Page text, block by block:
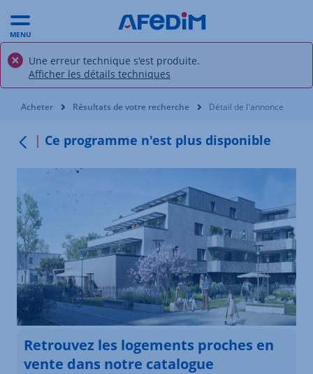
MENU
Une erreur technique s'est produite.
Afficher les détails techniques
Vous êtes ici:
Acheter Résultats de votre recherche Détail de l'annonce
Ce programme n'est plus disponible
Retrouvez les logements proches en
vente dans notre catalogue